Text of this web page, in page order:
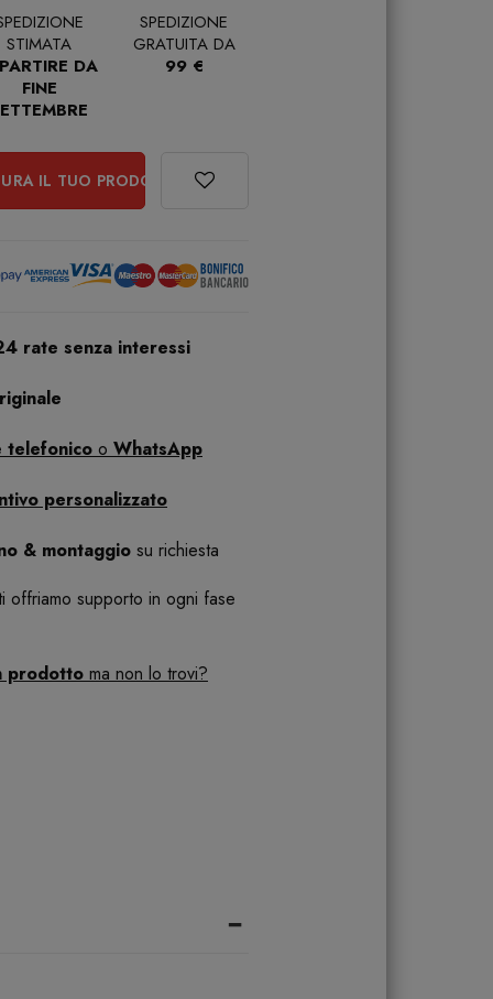
STIMATA
DA
FINE
SPEDIZIONE
GRATUITA DA
99 €
IL TUO PRODOTTO
rate senza interessi
telefonico o WhatsApp
personalizzato
& montaggio su richiesta
offriamo supporto in ogni fase
prodotto ma non lo trovi?
-